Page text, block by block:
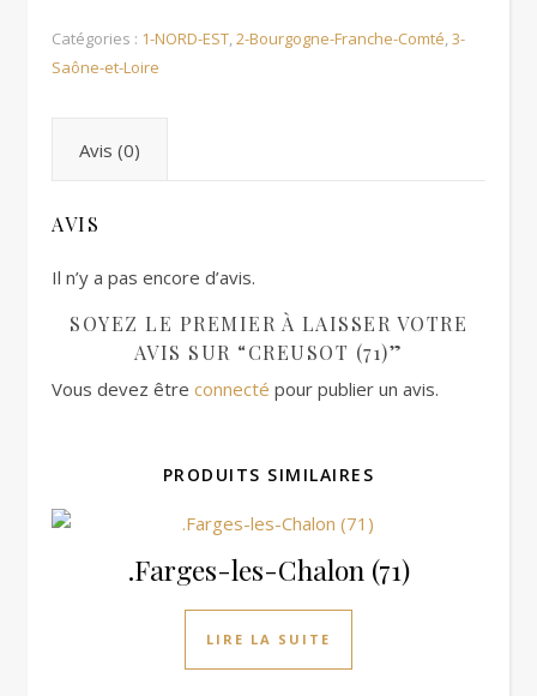
Catégories : 1-NORD-EST,2-Bourgogne-Franche-Comté,3-
Saône-et-Loire
Avis (0)
AVIS
Il n’y a pas encore d’avis.
SOYEZ LE PREMIER À LAISSER VOTRE
AVIS SUR “CREUSOT (71)”
Vous devez être connecté pour publier un avis.
PRODUITS SIMILAIRES
.Farges-les-Chalon (71)
LIRE LA SUITE